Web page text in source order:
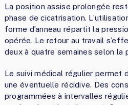
La position assise prolongée
phase de cicatrisation.
forme d’anneau répartit la
opérée. Le retour au travail
deux à quatre semaines selon la
Le suivi médical régulier permet
une éventuelle récidive. Des
programmées à intervalles